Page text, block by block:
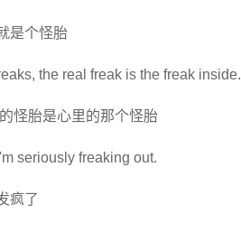
是个怪胎
the real freak is the freak inside.
怪胎是心里的那个怪胎
seriously freaking out.
疯了